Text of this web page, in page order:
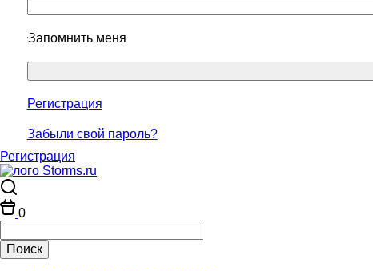
Запомнить меня
Регистрация
Забыли свой пароль?
Регистрация
0